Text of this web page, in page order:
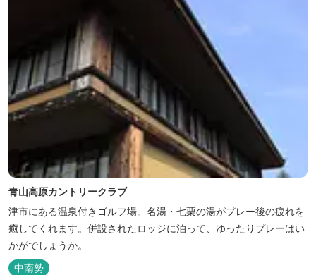
青山高原カントリークラブ
津市にある温泉付きゴルフ場。名湯・七栗の湯がプレー後の疲れを
癒してくれます。併設されたロッジに泊って、ゆったりプレーはい
かがでしょうか。
中南勢